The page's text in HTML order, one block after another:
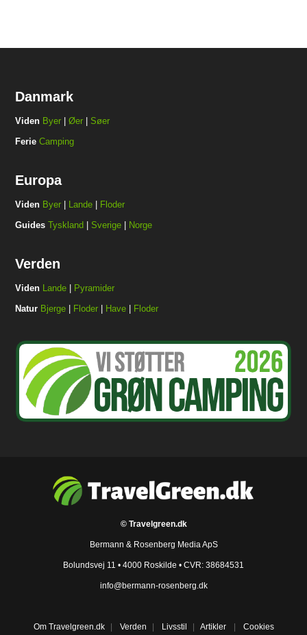
Danmark
Viden Byer |Øer |Søer
Ferie Camping
Europa
Viden Byer Lande
Floder
Guides Tyskland |Sverige Norge
Verden
Viden Lande
Pyramider
Natur Bjerge Floder Have Floder
© Travelgreen.dk
Bermann & Rosenberg Media ApS
Bolundsvej 11 • 4000 Roskilde • CVR: 38684531
info@bermann-rosenberg.dk
Om Travelgreen.dk Verden Livsstil Artikler Cookies